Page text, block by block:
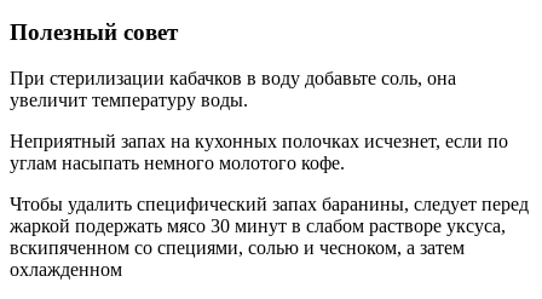
Полезный совет
При стерилизации кабачков в воду добавьте соль, она
увеличит температуру воды.
Неприятный запах на кухонных полочках исчезнет, если по
углам насыпать немного молотого кофе.
Чтобы удалить специфический запах баранины, следует перед
жаркой подержать мясо 30 минут в слабом растворе уксуса,
вскипяченном со специями, солью и чесноком, а затем
охлажденном